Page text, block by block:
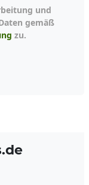
gemäß
zu.